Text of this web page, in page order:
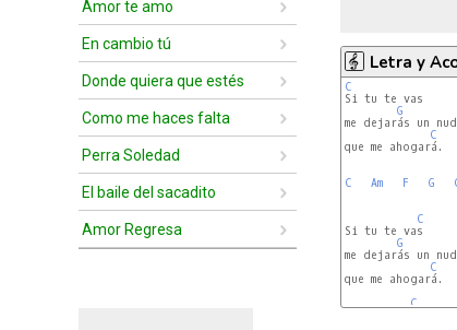
Amor te amo
En cambio tú
Donde quiera que estés
Como me haces falta
Perra Soledad
El baile del sacadito
Amor Regresa
Letra y
C
G
me dejarás un
C
que me ahogará.
C Am F G
C
Si tu te vas
G
me dejarás un
C
que me ahogará.
C